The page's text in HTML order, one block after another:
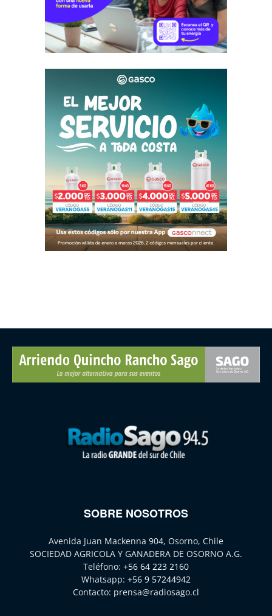
SOBRE NOSOTROS
Avenida Juan Mackenna 904, Osorno, Chile
SOCIEDAD AGRICOLA Y GANADERA DE OSORNO A.G.
Teléfono: +56 64 223 2160
Whatsapp: +56 9 57244942
Contacto: prensa@radiosago.cl